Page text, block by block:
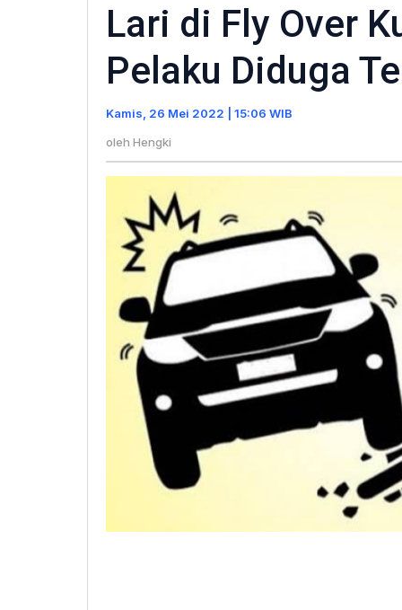
Lari
di
Pelat
Lari di Fly Over
Pelaku Diduga
Kamis, 26 Mei 2022 | 15:06 WIB
oleh Hengki